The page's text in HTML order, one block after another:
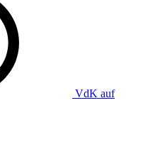
VdK auf